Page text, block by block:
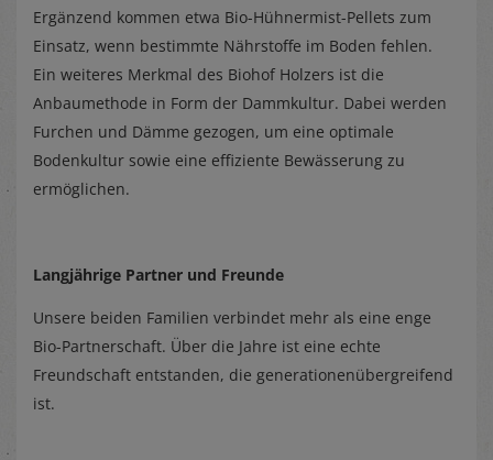
Ergänzend kommen etwa Bio-Hühnermist-Pellets zum
Einsatz, wenn bestimmte Nährstoffe im Boden fehlen.
Ein weiteres Merkmal des Biohof Holzers ist die
Anbaumethode in Form der Dammkultur. Dabei werden
Furchen und Dämme gezogen, um eine optimale
Bodenkultur sowie eine effiziente Bewässerung zu
ermöglichen.
Langjährige Partner und Freunde
Unsere beiden Familien verbindet mehr als eine enge
Bio-Partnerschaft. Über die Jahre ist eine echte
Freundschaft entstanden, die generationenübergreifend
ist.